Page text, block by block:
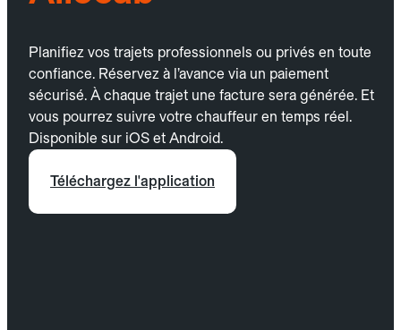
Planifiez vos trajets professionnels ou privés en toute
confiance. Réservez à l’avance via un paiement
sécurisé. À chaque trajet une facture sera générée. Et
vous pourrez suivre votre chauffeur en temps réel.
Disponible sur iOS et Android.
Téléchargez l'application